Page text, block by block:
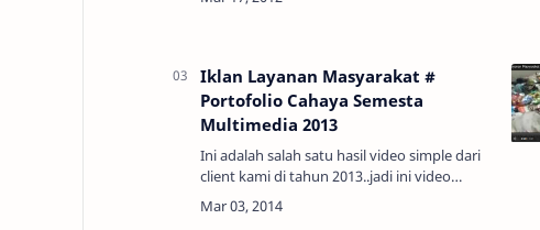
Iklan Layanan Masyarakat #
Portofolio Cahaya Semesta
Multimedia 2013
Ini adalah salah satu hasil video simple dari
client kami di tahun 2013..jadi ini video
konsep slideshow untuk iklan sederhana,
dengan beberapa materi sudah